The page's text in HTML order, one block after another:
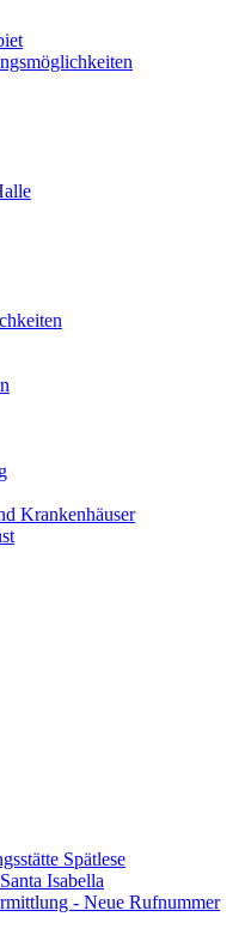
Krankenhäuser
Spätlese
Isabella
- Neue Rufnummer